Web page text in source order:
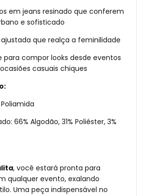
em jeans resinado que conferem
e sofisticado
que realça a feminilidade
para compor looks desde eventos
casuais chiques
Poliamida
66% Algodão, 31% Poliéster, 3%
, você estará pronta para
qualquer evento, exalando
Uma peça indispensável no